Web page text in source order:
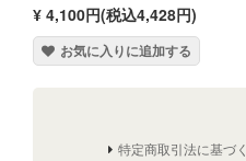
¥ 4,100円(税込4,428円)
お気に入りに追加する
特定商取引法に基づ